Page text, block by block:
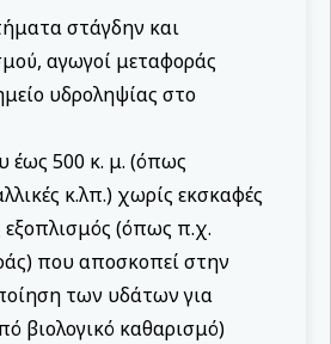
στάγδην και
αγωγοί μεταφοράς
υδροληψίας στο
έως 500 κ. μ. (όπως
κ.λπ.) χωρίς εκσκαφές
(όπως π.χ.
που αποσκοπεί στην
των υδάτων για
βιολογικό καθαρισμό)